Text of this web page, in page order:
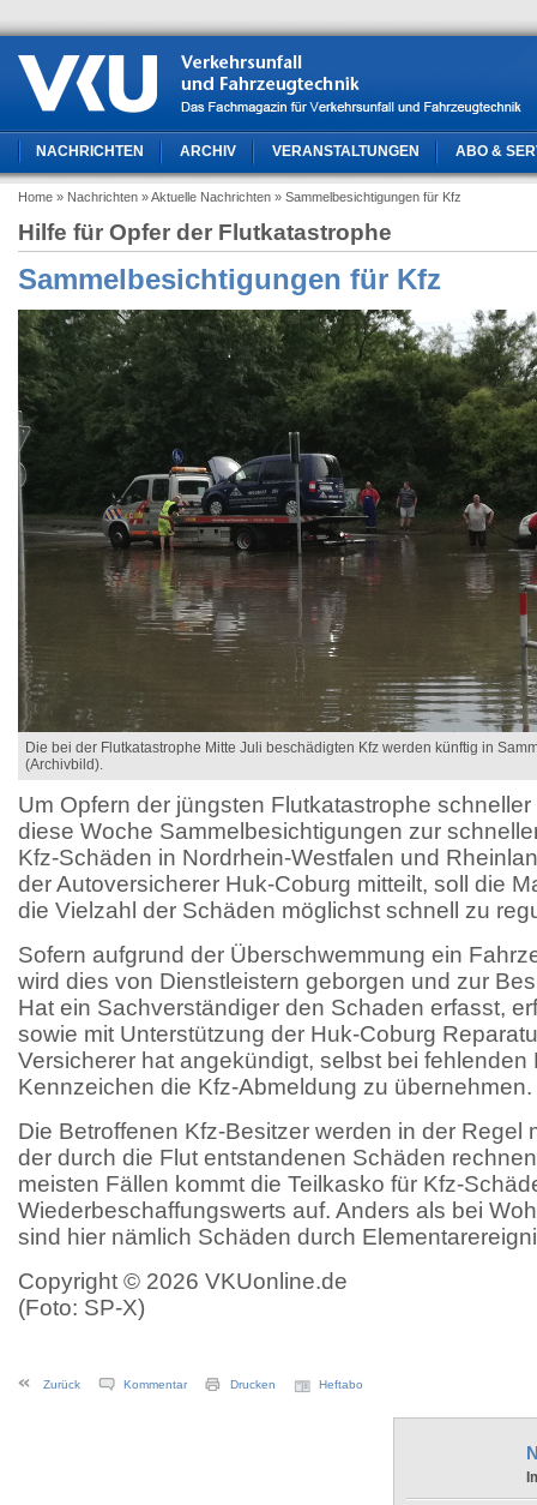
NACHRICHTEN ARCHIV VERANSTALTUNGEN ABO &
Home » Nachrichten » Aktuelle Nachrichten » Sammelbesichtigungen für Kfz
Hilfe für Opfer der Flutkatastrophe
Sammelbesichtigungen für Kfz
Die bei der Flutkatastrophe Mitte Juli beschädigten Kfz werden künftig in
(Archivbild).
Um Opfern der jüngsten Flutkatastrophe
diese Woche Sammelbesichtigungen zur
Kfz-Schäden in Nordrhein-Westfalen und
der Autoversicherer Huk-Coburg mitteilt, soll die
die Vielzahl der Schäden möglichst schnell zu
Sofern aufgrund der Überschwemmung ein
wird dies von Dienstleistern geborgen und zur
Hat ein Sachverständiger den Schaden erfasst,
sowie mit Unterstützung der Huk-Coburg
Versicherer hat angekündigt, selbst bei fehlenden
Kennzeichen die Kfz-Abmeldung zu übernehmen.
Die Betroffenen Kfz-Besitzer werden in der Regel
der durch die Flut entstandenen Schäden
meisten Fällen kommt die Teilkasko für Kfz-
Wiederbeschaffungswerts auf. Anders als bei
sind hier nämlich Schäden durch
Copyright © 2026 VKUonline.de
(Foto: SP-X)
Zurück Kommentar Drucken Heftabo